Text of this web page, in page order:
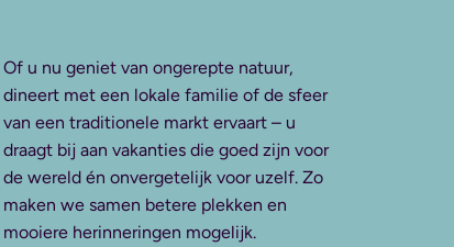
Of u nu geniet van ongerepte natuur,
dineert met een lokale familie of de sfeer
van een traditionele markt ervaart – u
draagt bij aan vakanties die goed zijn voor
de wereld én onvergetelijk voor uzelf. Zo
maken we samen betere plekken en
mooiere herinneringen mogelijk.